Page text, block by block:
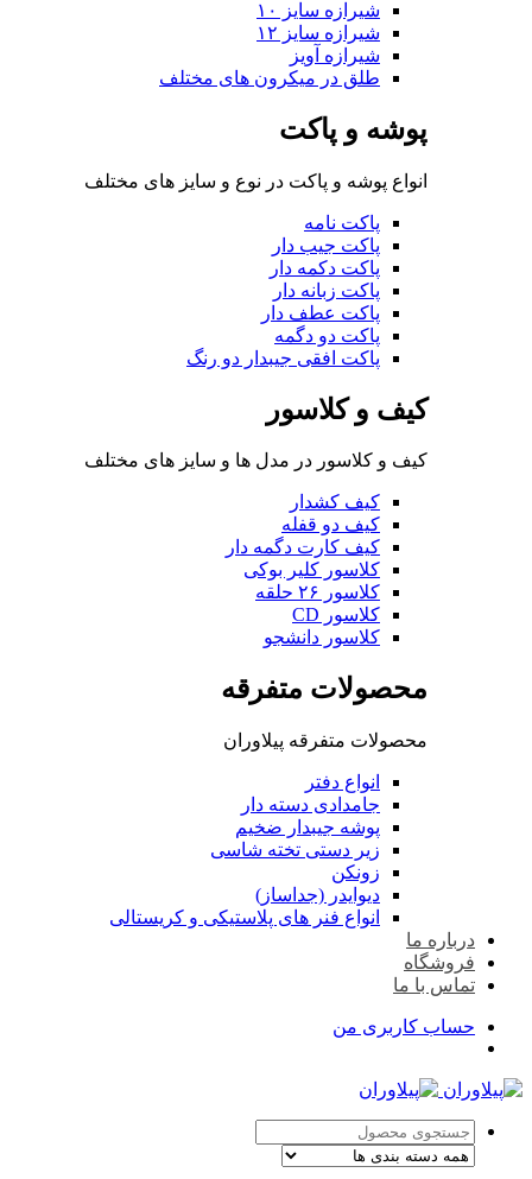
شیرازه سایز ۱۰
شیرازه سایز ۱۲
شیرازه آویز
طلق در میکرون های مختلف
پوشه و پاکت
انواع پوشه و پاکت در نوع و سایز های مختلف
پاکت نامه
پاکت جیب دار
پاکت دکمه دار
پاکت زبانه دار
پاکت عطف دار
پاکت دو دگمه
پاکت افقی جیبدار دو رنگ
کیف و کلاسور
کیف و کلاسور در مدل ها و سایز های مختلف
کیف کشدار
کیف دو قفله
کیف کارت دگمه دار
کلاسور کلیر بوکی
کلاسور ۲۶ حلقه
کلاسور CD
کلاسور دانشجو
محصولات متفرقه
محصولات متفرقه پیلاوران
انواع دفتر
جامدادی دسته دار
پوشه جیبدار ضخیم
زیر دستی تخته شاسی
زونکن
دیوایدر (جداساز)
انواع فنر های پلاستیکی و کریستالی
درباره ما
فروشگاه
تماس با ما
حساب کاربری من